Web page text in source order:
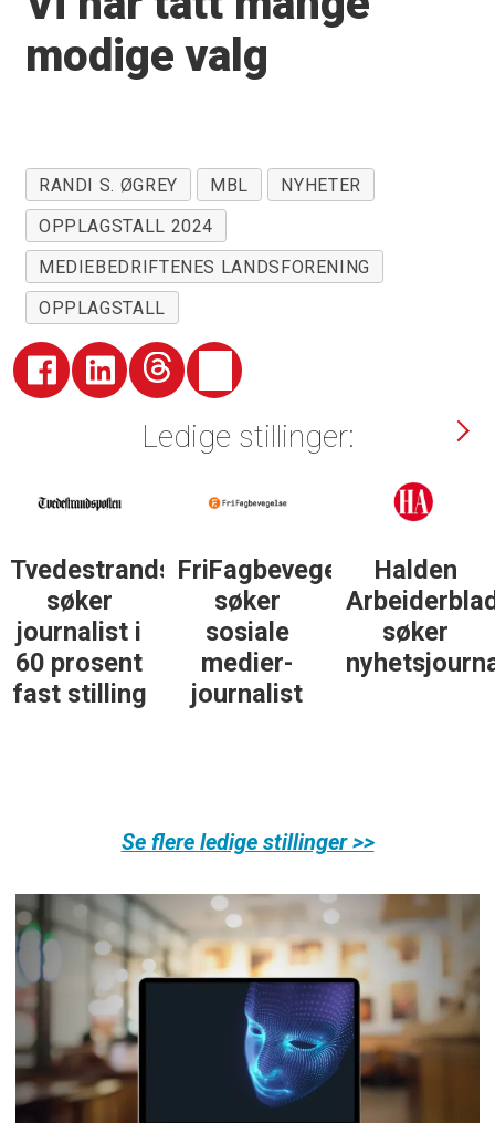
modige valg
RANDI S. ØGREY MBL
NYHETER
OPPLAGSTALL 2024
MEDIEBEDRIFTENES LANDSFORENING
OPPLAGSTALL
Ledige stillinger:
Halden
Arbeiderblad
søker
nyhetsjournalist
Støttegruppa
25. juni
søker
journalist
Journalist
med teft
for digitale
spor? Bli
Se flere ledige stillinger >>